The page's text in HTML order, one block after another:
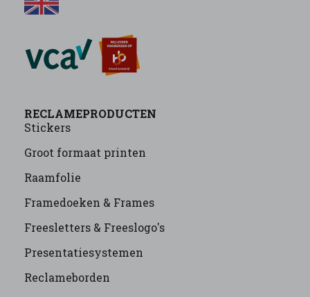
RECLAMEPRODUCTEN
Stickers
Groot formaat printen
Raamfolie
Framedoeken & Frames
Freesletters & Freeslogo's
Presentatiesystemen
Reclameborden